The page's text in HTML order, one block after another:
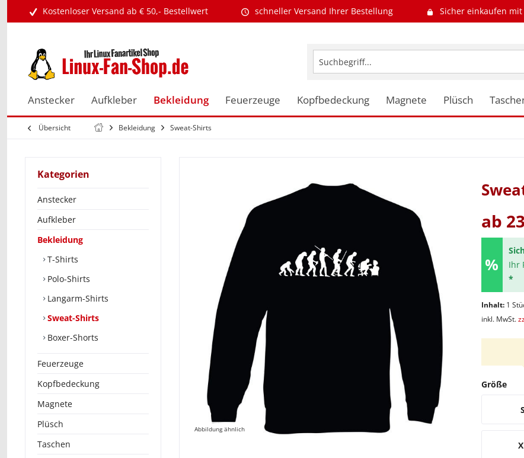
Kostenloser Versand ab € 50,- Bestellwert schneller Versand Ihrer Bestellung Sicher einkaufen mit
Anstecker Aufkleber Bekleidung Feuerzeuge Kopfbedeckung Magnete Plüsch
Übersicht Bekleidung Sweat-Shirts
Kategorien
Anstecker
Aufkleber
Bekleidung
T-Shirts
Polo-Shirts
Langarm-Shirts
Sweat-Shirts
Boxer-Shorts
Feuerzeuge
Kopfbedeckung
Magnete
Plüsch
Taschen
Abbildung ähnlich
ab
Ihr
*
Inhalt: 1
inkl. MwSt.
Größe